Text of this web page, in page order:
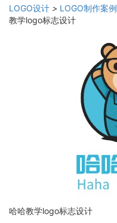
LOGO设计 > LOGO制作案例
教学logo标志设计
哈哈教学logo标志设计